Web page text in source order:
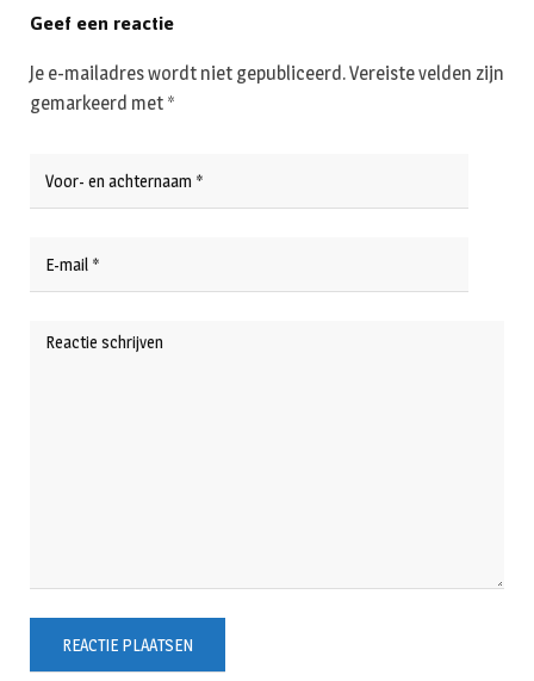
Geef een reactie
Je e-mailadres wordt niet gepubliceerd.Vereiste velden zijn
gemarkeerd met *